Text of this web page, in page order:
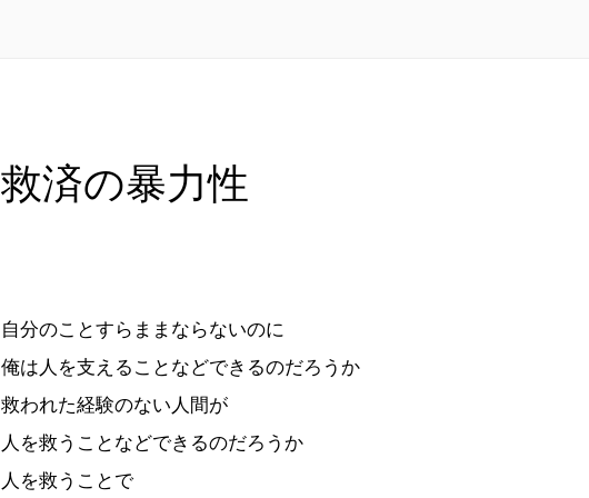
救済の暴力性
自分のことすらままならないのに
俺は人を支えることなどできるのだろうか
救われた経験のない人間が
人を救うことなどできるのだろうか
人を救うことで